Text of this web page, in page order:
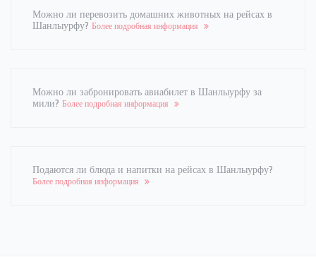
Можно ли перевозить домашних животных на рейсах в
Шанлыурфу? Более подробная информация
Можно ли забронировать авиабилет в Шанлыурфу за
мили? Более подробная информация
Подаются ли блюда и напитки на рейсах в Шанлыурфу?
Более подробная информация